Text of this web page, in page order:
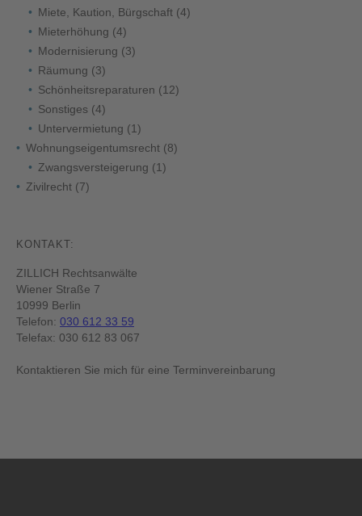
Miete, Kaution, Bürgschaft (4)
Mieterhöhung (4)
Modernisierung (3)
Räumung (3)
Schönheitsreparaturen (12)
Sonstiges (4)
Untervermietung (1)
Wohnungseigentumsrecht (8)
Zwangsversteigerung (1)
Zivilrecht (7)
KONTAKT:
ZILLICH Rechtsanwälte
Wiener Straße 7
10999 Berlin
Telefon: 030 612 33 59
Telefax: 030 612 83 067
Kontaktieren Sie mich für eine Terminvereinbarung